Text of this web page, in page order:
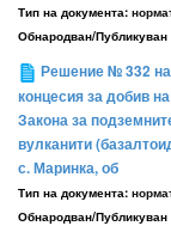
Тип на документа:
Обнародван/Публикуван
Решение № 332 на
концесия за добив
Закона за
вулканити
с. Маринка, об
Тип на документа:
Обнародван/Публикуван